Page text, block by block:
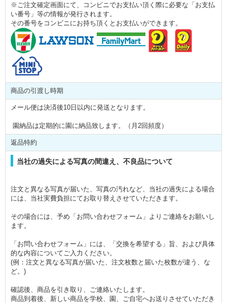
※ご注文確定画面にて、コンビニでお支払い頂く際に必要な「お支払
い番号」等の情報が発行されます。
その番号をコンビニにお持ち頂くとお支払いができます。
商品の引渡し時期
メール便は決済後10日以内に発送となります。
園納品は定期的に園に納品致します。（月2回頻度）
返品特約
当社の過失による写真の間違え、不良品について
注文と異なる写真が届いた、写真の汚れなど、当社の過失による場合
には、当社実費負担にてお取り替えさせていただきます。
その場合には、予め「お問い合わせフォーム」よりご連絡をお願いし
ます。
「お問い合わせフォーム」には、「交換を希望する」旨、および具体
的な内容についてご入力ください。
(例：注文と異なる写真が届いた、注文枚数と届いた枚数が違う、な
ど。)
確認後、商品を引き取り、ご連絡いたします。
商品到着後、新しい商品を学校、園、ご自宅へお送りさせていただき